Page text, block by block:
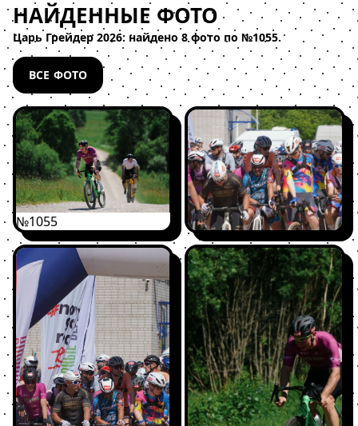
НАЙДЕННЫЕ ФОТО
Царь Грейдер 2026: найдено 8 фото по №1055.
ВСЕ ФОТО
№1055
№1055